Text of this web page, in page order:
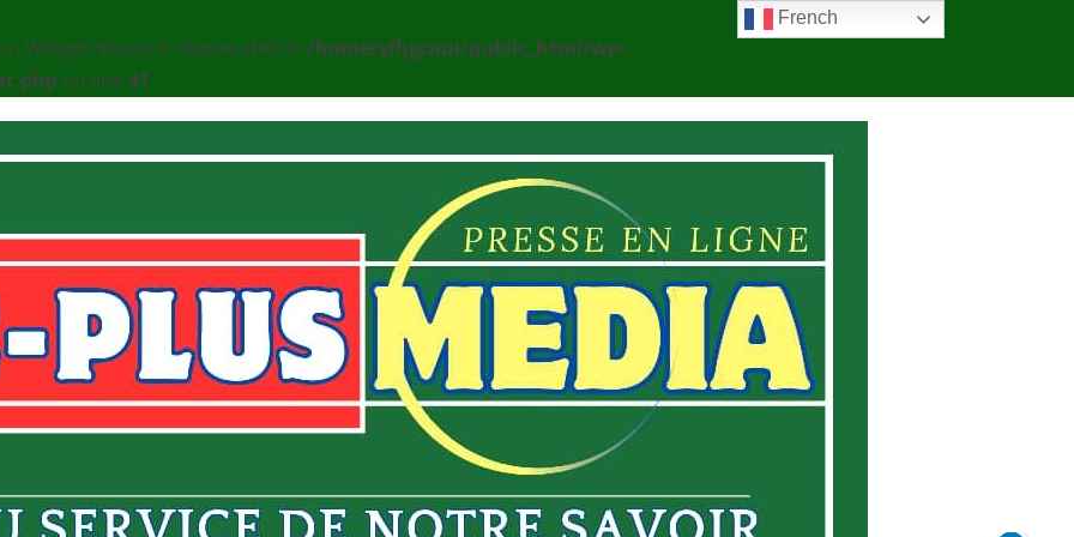
is deprecated in /home/ylhgcaui/public_html/wp-
on line 41
French